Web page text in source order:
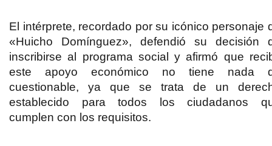
El intérprete, recordado por su icónico personaje
«Huicho Domínguez», defendió su decisión
inscribirse al programa social y afirmó que
este apoyo económico no tiene nada
cuestionable, ya que se trata de un
establecido para todos los ciudadanos
cumplen con los requisitos.